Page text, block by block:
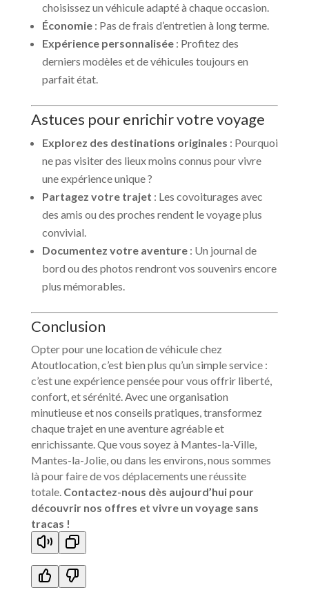
choisissez un véhicule adapté à chaque occasion.
Économie: Pas de frais d’entretien à long terme.
Expérience personnalisée: Profitez des
derniers modèles et de véhicules toujours en
parfait état.
Astuces pour enrichir votre voyage
Explorez des destinations originales : Pourquoi
ne pas visiter des lieux moins connus pour vivre
une expérience unique ?
Partagez votre trajet : Les covoiturages avec
des amis ou des proches rendent le voyage plus
convivial.
Documentez votre aventure: Un journal de
bord ou des photos rendront vos souvenirs encore
plus mémorables.
Conclusion
Opter pour une location de véhicule chez
Atoutlocation, c’est bien plus qu’un simple service :
c’est une expérience pensée pour vous offrir liberté,
confort, et sérénité. Avec une organisation
minutieuse et nos conseils pratiques, transformez
chaque trajet en une aventure agréable et
enrichissante. Que vous soyez à Mantes-la-Ville,
Mantes-la-Jolie, ou dans les environs, nous sommes
là pour faire de vos déplacements une réussite
totale. Contactez-nous dès aujourd’hui pour
découvrir nos offres et vivre un voyage sans
tracas !